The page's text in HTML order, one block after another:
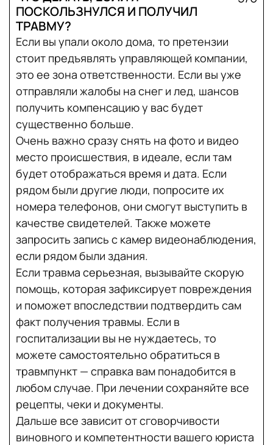
ПОСКОЛЬЗНУЛСЯ И ПОЛУЧИЛ
ТРАВМУ?
Если вы упали около дома, то претензии
стоит предъявлять управляющей компании,
это ее зона ответственности. Если вы уже
отправляли жалобы на снег и лед, шансов
получить компенсацию у вас будет
существенно больше.
Очень важно сразу снять на фото и видео
место происшествия, в идеале, если там
будет отображаться время и дата. Если
рядом были другие люди, попросите их
номера телефонов, они смогут выступить в
качестве свидетелей. Также можете
запросить запись с камер видеонаблюдения,
если рядом были здания.
Если травма серьезная, вызывайте скорую
помощь, которая зафиксирует повреждения
и поможет впоследствии подтвердить сам
факт получения травмы. Если в
госпитализации вы не нуждаетесь, то
можете самостоятельно обратиться в
травмпункт — справка вам понадобится в
любом случае. При лечении сохраняйте все
рецепты, чеки и документы.
Дальше все зависит от сговорчивости
виновного и компетентности вашего юриста